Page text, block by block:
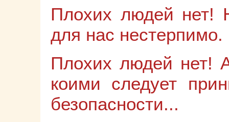
Плохих людей нет!
для нас нестерпимо.
Плохих людей нет!
коими следует
безопасности...